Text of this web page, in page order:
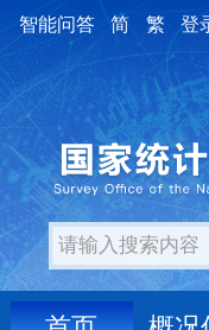
智能问答 简 繁 登